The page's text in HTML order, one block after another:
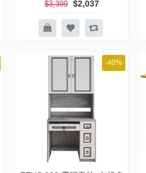
$3,399 $2,037
-40%